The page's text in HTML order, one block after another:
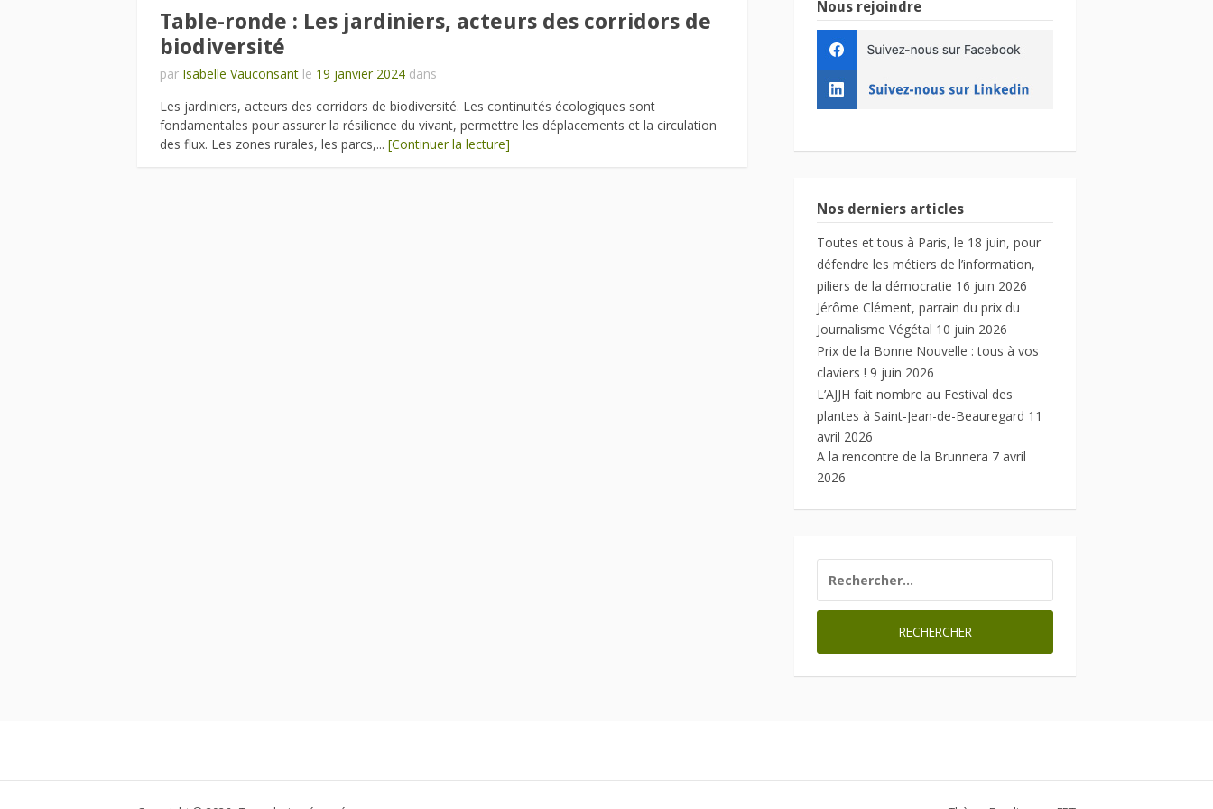
Table-ronde : Les jardiniers, acteurs des corridors de
biodiversité
par Isabelle Vauconsant le 19 janvier 2024 dans
Les jardiniers, acteurs des corridors de biodiversité. Les continuités écologiques sont
fondamentales pour assurer la résilience du vivant, permettre les déplacements et la circulation
des flux. Les zones rurales, les parcs,... [Continuer la lecture]
Nous rejoindre
Nos derniers articles
Toutes et tous à Paris, le 18 juin, pour
défendre les métiers de l’information,
piliers de la démocratie 16 juin 2026
Jérôme Clément, parrain du prix du
Journalisme Végétal 10 juin 2026
Prix de la Bonne Nouvelle : tous à vos
claviers ! 9 juin 2026
L’AJJH fait nombre au Festival des
plantes à Saint-Jean-de-Beauregard 11
avril 2026
A la rencontre de la Brunnera 7 avril
2026